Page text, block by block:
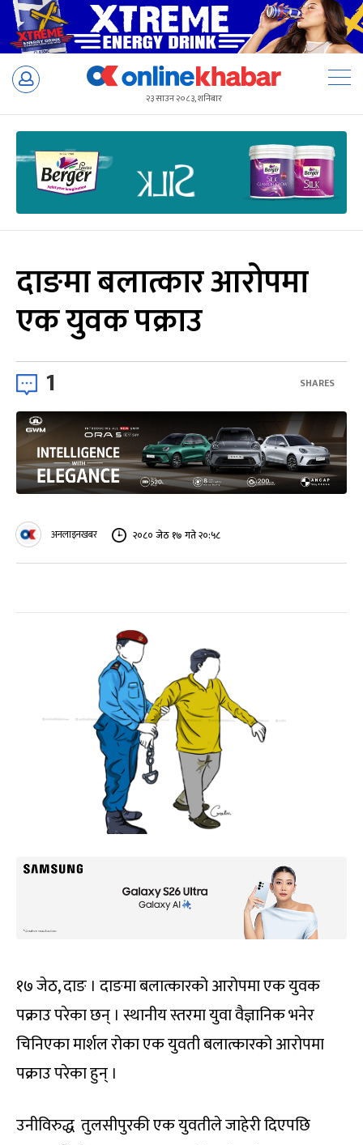
Skip
२३ साउन २०८३, शनिबार
दाङमा बलात्कार आरोपमा
एक युवक पक्राउ
1 SHARES
अनलाइनखबर २०८० जेठ १७ गते २०:५८
१७ जेठ, दाङ । दाङमा बलात्कारको आरोपमा एक युवक
पक्राउ परेका छन् । स्थानीय स्तरमा युवा वैज्ञानिक भनेर
चिनिएका मार्शल रोका एक युवती बलात्कारको आरोपमा
पक्राउ परेका हुन् ।
उनीविरुद्ध तुलसीपुरकी एक युवतीले जाहेरी दिएपछि